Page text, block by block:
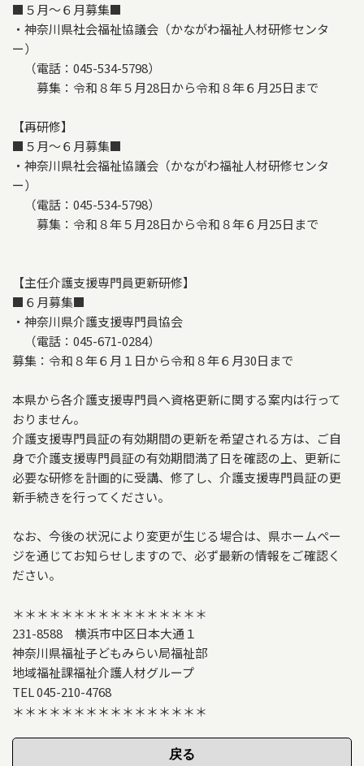
■５月～６月募集■
・神奈川県社会福祉協議会（かながわ福祉人材研修センタ
ー）
（電話：045-534-5798）
募集：令和８年５月28日から令和８年６月25日まで
【再研修】
■５月～６月募集■
・神奈川県社会福祉協議会（かながわ福祉人材研修センタ
ー）
（電話：045-534-5798）
募集：令和８年５月28日から令和８年６月25日まで
【主任介護支援専門員更新研修】
■６月募集■
・神奈川県介護支援専門員協会
（電話：045-671-0284）
募集：令和８年６月１日から令和８年６月30日まで
本県から各介護支援専門員へ資格更新に関する案内は行って
おりません。
介護支援専門員証の有効期間の更新を希望される方は、ご自
身で介護支援専門員証の有効期間満了日を確認の上、更新に
必要な研修を計画的に受講、修了し、介護支援専門員証の更
新手続きを行ってください。
なお、今後の状況により変更が生じる場合は、県ホームペー
ジを通じてお知らせしますので、必ず最新の情報をご確認く
ださい。
＊＊＊＊＊＊＊＊＊＊＊＊＊＊＊＊
231-8588 横浜市中区日本大通１
神奈川県福祉子どもみらい局福祉部
地域福祉課福祉介護人材グループ
TEL 045-210-4768
＊＊＊＊＊＊＊＊＊＊＊＊＊＊＊＊